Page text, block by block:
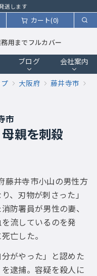
送します
カート(0)
用までフルカバー
ブログ 会社案内
大阪府
藤井寺市
市
親を刺殺
井寺市小山の男性方
、刃物が刺さった」
防署員が男性の妻、
流しているのを発
亡した。
がやった」と認めた
逮捕。容疑を殺人に